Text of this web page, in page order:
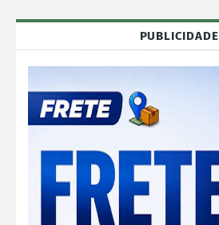
PUBLICIDADE